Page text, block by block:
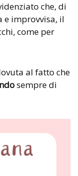
che, di
e improvvisa, il
come per
al fatto che
sempre di